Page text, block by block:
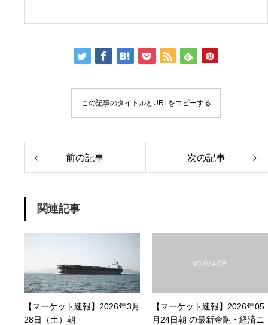
この記事のタイトルとURLをコピーする
前の記事 次の記事
関連記事
【マーケット速報】2026年3月
28日（土）朝
【マーケット速報】2026年05
月24日朝 の最新金融・経済ニ